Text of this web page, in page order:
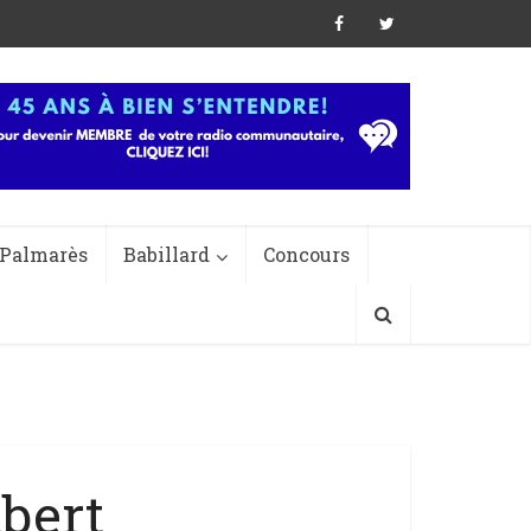
Palmarès Babillard Concours